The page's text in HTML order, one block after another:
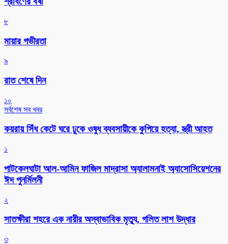
৮
মায়ার গভীরতা
৯
রাত শেষে দিন
১০
সর্বশেষ সব খবর
কয়রায় সিঁধ কেটে ঘরে ঢুকে ওষুধ ব্যবসায়ীকে কুপিয়ে হত্যা, স্ত্রী আহত
১
পাটকেলঘাটা আল-আমিন ফাজিল মাদ্রাসা অ্যালামনাই অ্যাসোসিয়েশনের
ঈদ পুনর্মিলনী
২
সাতক্ষীরা শহরে এক নারীর অস্বাভাবিক মৃত্যু, গলিত লাশ উদ্ধার
৩